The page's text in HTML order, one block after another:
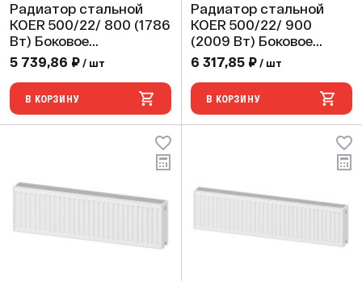
Радиатор стальной
KOER 500/22/ 800 (1786
Вт) Боковое
подключение
5 739,86 ₽ / шт
В КОРЗИНУ
Радиатор стальной
KOER 500/22/ 900
(2009 Вт) Боковое
подключение
6 317,85 ₽ / шт
В КОРЗИНУ